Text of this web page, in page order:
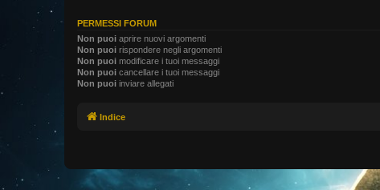
PERMESSI FORUM
Non puoi aprire nuovi argomenti
Non puoi rispondere negli argomenti
Non puoi modificare i tuoi messaggi
Non puoi cancellare i tuoi messaggi
Non puoi inviare allegati
Indice